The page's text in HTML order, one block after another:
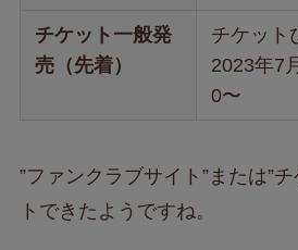
チケット一般発
売（先着）
チケット
2023年7
0〜
”ファンクラブサイト”または”
トできたようですね。